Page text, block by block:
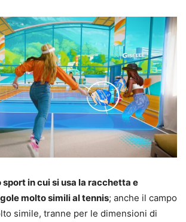
sport in cui si usa la racchetta e
molto simili al tennis; anche il campo
simile, tranne per le dimensioni di